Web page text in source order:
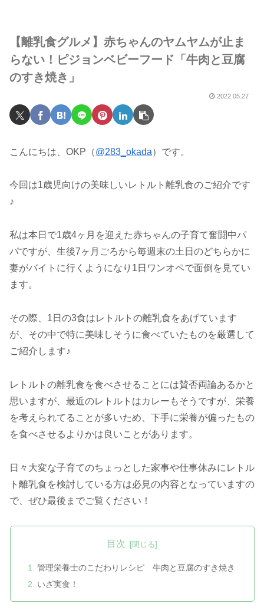
【離乳食グルメ】赤ちゃんのヤムヤムが止ま
らない！ピジョンベビーフード「牛肉と豆腐
のすき焼き」
2022.05.27
こんにちは、OKP（@283_okada）です。
今回は1歳児向けの美味しいレトルト離乳食のご紹介です
♪
私は本日で1歳4ヶ月を迎えた赤ちゃんの子育て奮闘中パ
パですが、生後7ヶ月ごろから毎週末の土日のどちらかに
妻がバイトに行くようになり1日ワンオペで面倒を見てい
ます。
その際、1日の3食はレトルトの離乳食をあげています
が、その中で特に美味しそうに食べていたものを厳選して
ご紹介します♪
レトルトの離乳食を食べさせることには賛否両論あるかと
思いますが、最近のレトルトはカレーもそうですが、栄養
を考えられてることが多いため、下手に栄養が偏ったもの
を食べさせるよりかは良いことがあります。
日々大変な子育てのちょっとした家事や仕事休みにレトル
ト離乳食を検討している方は必見の内容となっていますの
で、ぜひ最後までご覧ください！
目次
管理栄養士のこだわりレシピ 牛肉と豆腐のすき焼き
いざ実食！